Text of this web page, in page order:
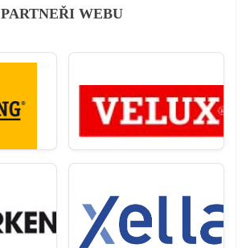
PARTNEŘI WEBU